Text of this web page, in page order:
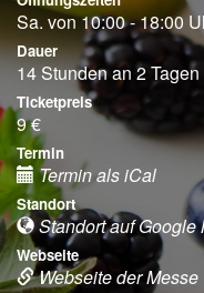
Sa. von 10:00 - 18:00
Dauer
14 Stunden an 2 Tagen
Ticketpreis
9 €
Termin
Termin als iCal
Standort
Standort auf Google
Webseite
Webseite der Messe